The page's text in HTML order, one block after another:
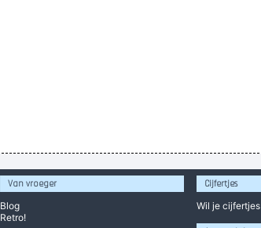
Van vroeger
Blog
Retro!
Cijfertjes
Wil je cijfertjes